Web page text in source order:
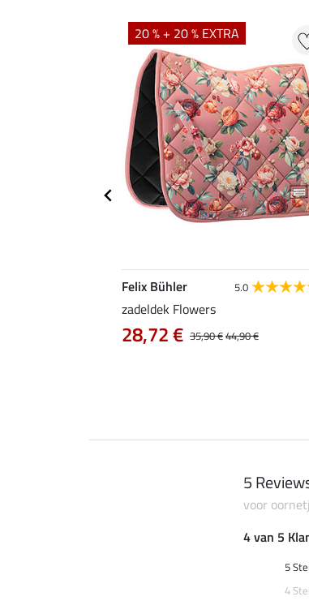
20 % + 20 % EXTRA
Felix Bühler 5.0
zadeldek Flowers
35,90 €44,90 €
28,72 €
5
voor
4 van 5
5
4